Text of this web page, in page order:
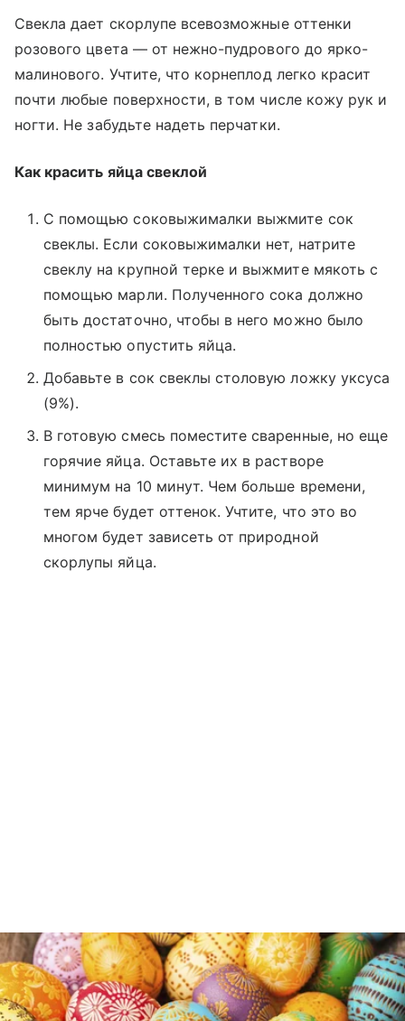
Свекла дает скорлупе всевозможные оттенки
розового цвета — от нежно-пудрового до ярко-
малинового. Учтите, что корнеплод легко красит
почти любые поверхности, в том числе кожу рук и
ногти. Не забудьте надеть перчатки.
Как красить яйца свеклой
С помощью соковыжималки выжмите сок
свеклы. Если соковыжималки нет, натрите
свеклу на крупной терке и выжмите мякоть с
помощью марли. Полученного сока должно
быть достаточно, чтобы в него можно было
полностью опустить яйца.
Добавьте в сок свеклы столовую ложку уксуса
(9%).
В готовую смесь поместите сваренные, но еще
горячие яйца. Оставьте их в растворе
минимум на 10 минут. Чем больше времени,
тем ярче будет оттенок. Учтите, что это во
многом будет зависеть от природной
скорлупы яйца.